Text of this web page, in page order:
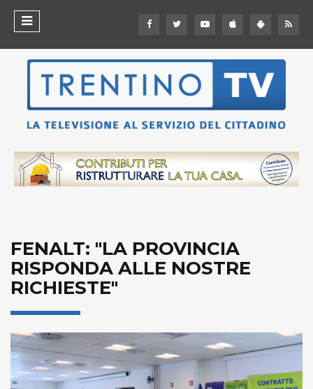
FENALT: "LA PROVINCIA
RISPONDA ALLE NOSTRE
RICHIESTE"